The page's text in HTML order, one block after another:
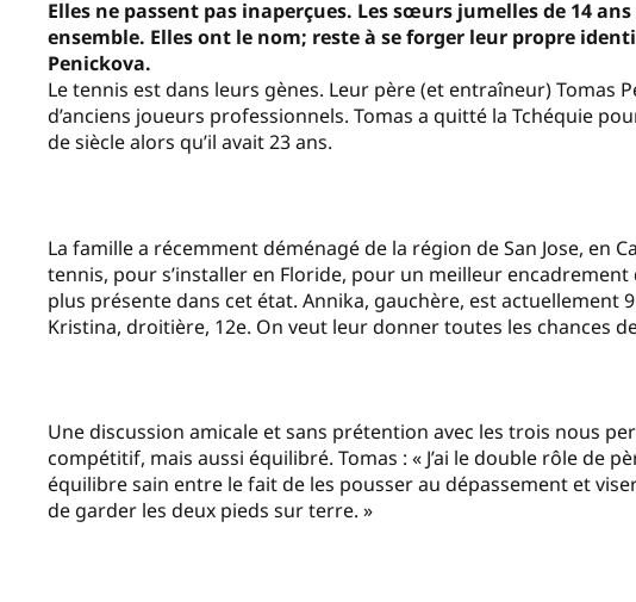
Elles ne passent pas inaperçues. Les sœurs jumelles de 14
ensemble. Elles ont le nom; reste à se forger leur propre
Penickova.
Le tennis est dans leurs gènes. Leur père (et entraîneur) Tomas
d’anciens joueurs professionnels. Tomas a quitté la Tchéquie
de siècle alors qu’il avait 23 ans.
La famille a récemment déménagé de la région de San Jose, en
tennis, pour s’installer en Floride, pour un meilleur
plus présente dans cet état. Annika, gauchère, est actuellement
Kristina, droitière, 12e. On veut leur donner toutes les chances
Une discussion amicale et sans prétention avec les trois nous
compétitif, mais aussi équilibré. Tomas : « J’ai le double rôle de
équilibre sain entre le fait de les pousser au dépassement et
de garder les deux pieds sur terre. »